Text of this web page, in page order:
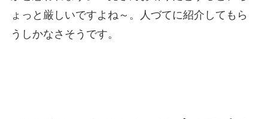
ょっと厳しいですよね～。人づてに紹介してもら
うしかなさそうです。